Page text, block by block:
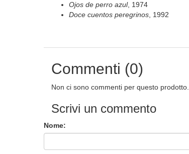
Ojos de perro azul, 1974
Doce cuentos peregrinos, 1992
Commenti (0)
Non ci sono commenti per questo prodotto.
Scrivi un commento
Nome: